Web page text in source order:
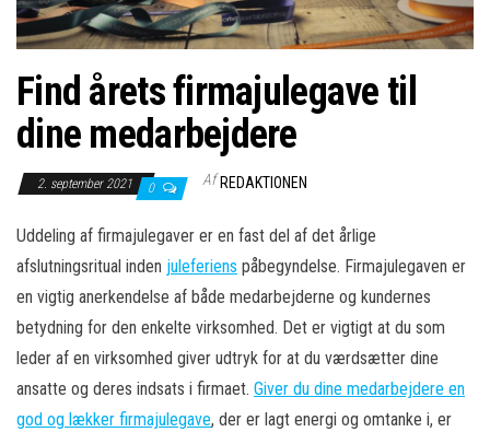
Find årets firmajulegave til
dine medarbejdere
2. september 2021 0 Af REDAKTIONEN
Uddeling af firmajulegaver er en fast del af det årlige
afslutningsritual inden juleferiens påbegyndelse. Firmajulegaven er
en vigtig anerkendelse af både medarbejderne og kundernes
betydning for den enkelte virksomhed. Det er vigtigt at du som
leder af en virksomhed giver udtryk for at du værdsætter dine
ansatte og deres indsats i firmaet. Giver du dine medarbejdere en
god og lækker firmajulegave, der er lagt energi og omtanke i, er